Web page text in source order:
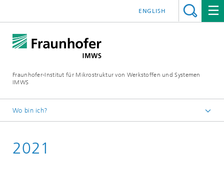
Fraunhofer-Institut für Mikrostruktur von Werkstoffen und Systemen
IMWS
ENGLISH
Wo bin ich?
Presse
2021